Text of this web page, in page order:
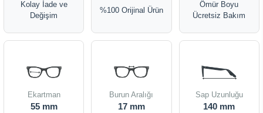
Kolay İade ve
Değişim
%100 Orijinal Ürün
Ömür Boyu
Ücretsiz Bakım
Ekartman
55 mm
Burun Aralığı
17 mm
Sap Uzunluğu
140 mm